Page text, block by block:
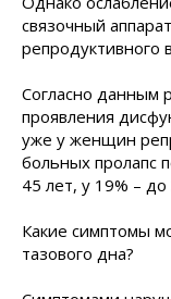
связочный
репродуктивного
Согласно данным
проявления
уже у женщин
больных пролапс
45 лет, у 19% –
Какие симптомы
тазового дна?